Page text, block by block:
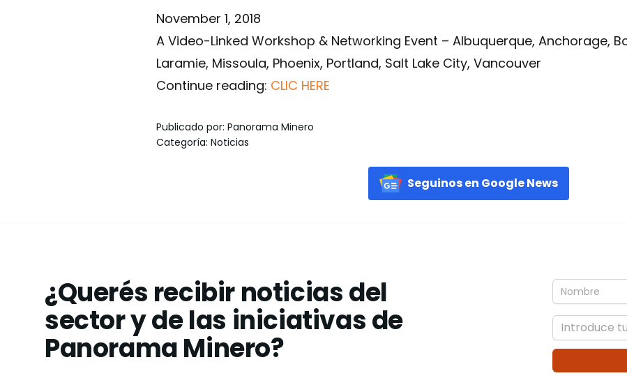
November 1, 2018
A Video-Linked Workshop & Networking Event – Albuquerque, Anchorage,
Laramie, Missoula, Phoenix, Portland, Salt Lake City, Vancouver
Continue reading: CLIC HERE
Publicado por: Panorama Minero
Categoría: Noticias
Seguinos en Google News
¿Querés recibir noticias del
sector y de las iniciativas de
Panorama Minero?